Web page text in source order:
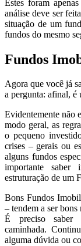
Estes foram
análise deve ser
situação de um
fundos do mesmo
Fundos
Agora que você já
a pergunta: afinal, é
Evidentemente não
modo geral, as
o pequeno
crises – gerais ou
alguns fundos
importante saber
estruturação de um
Bons Fundos
– tendem a ser
É preciso saber
caminhada.
alguma dúvida ou